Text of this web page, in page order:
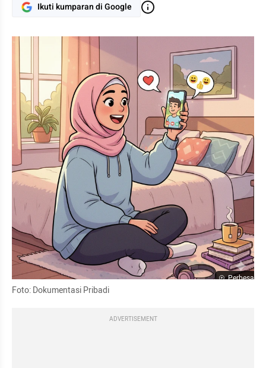
Ikuti kumparan di Google
Perbesar
Foto: Dokumentasi Pribadi
ADVERTISEMENT